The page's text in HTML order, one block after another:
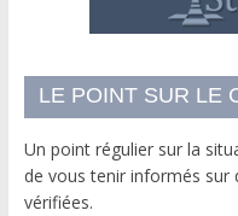
LE POINT SUR LE
Un point régulier sur la
de vous tenir informés sur
vérifiées.